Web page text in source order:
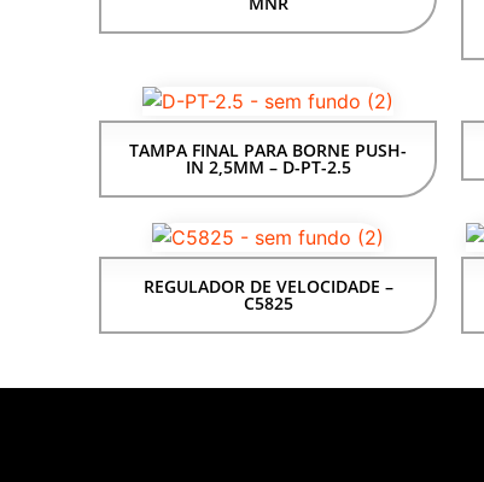
TAMPA FINAL PARA BORNE PUSH-
IN 2,5MM – D-PT-2.5
REGULADOR DE VELOCIDADE –
C5825